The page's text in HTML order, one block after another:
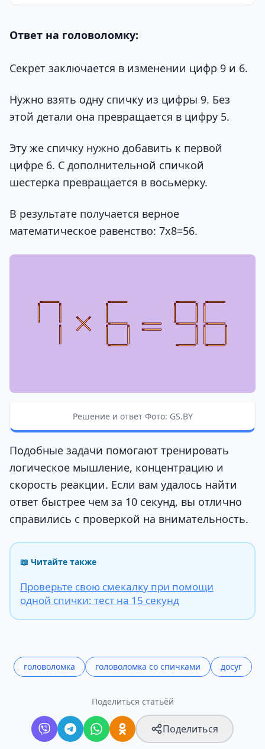
Ответ на головоломку:
Секрет заключается в изменении цифр 9 и 6.
Нужно взять одну спичку из цифры 9. Без
этой детали она превращается в цифру 5.
Эту же спичку нужно добавить к первой
цифре 6. С дополнительной спичкой
шестерка превращается в восьмерку.
В результате получается верное
математическое равенство: 7х8=56.
Решение и ответ Фото: GS.BY
Подобные задачи помогают тренировать
логическое мышление, концентрацию и
скорость реакции. Если вам удалось найти
ответ быстрее чем за 10 секунд, вы отлично
справились с проверкой на внимательность.
📖 Читайте также
Проверьте свою смекалку при помощи
одной спички: тест на 15 секунд
головоломка головоломка со спичками досуг
Поделиться статьёй
Поделиться